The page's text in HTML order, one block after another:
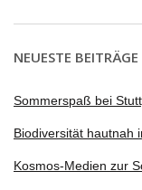
NEUESTE BEITRÄGE
Sommerspaß bei
Biodiversität hautnah
Kosmos-Medien zur